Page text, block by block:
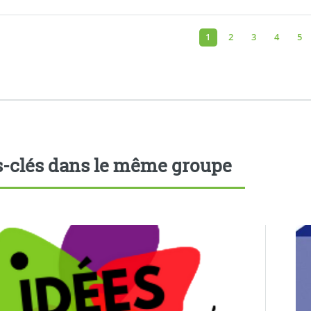
1 2 3 4 5
clés dans le même groupe